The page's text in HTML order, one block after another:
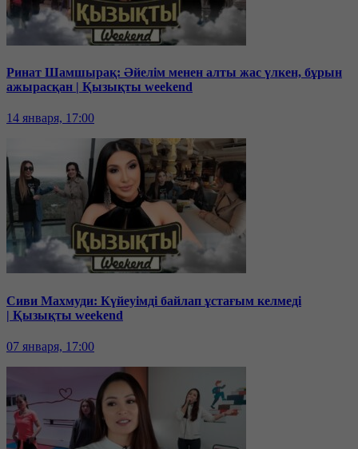
Ринат Шамшырақ: Әйелім менен алты жас үлкен, бұрын
ажырасқан | Қызықты weekend
14 января, 17:00
Сиви Махмуди: Күйеуімді байлап ұстағым келмеді
| Қызықты weekend
07 января, 17:00